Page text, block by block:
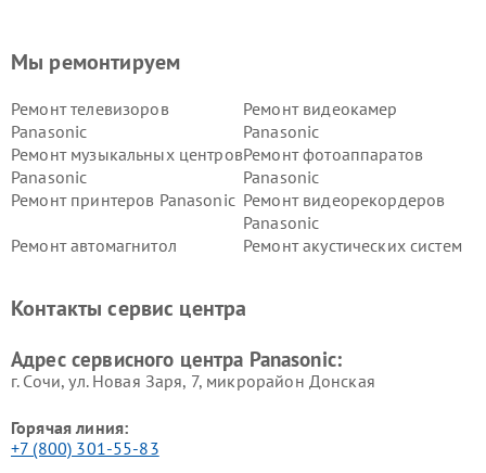
Мы ремонтируем
Ремонт телевизоров
Panasonic
Ремонт видеокамер
Panasonic
Ремонт музыкальных центров
Panasonic
Ремонт фотоаппаратов
Panasonic
Ремонт принтеров Panasonic Ремонт видеорекордеров
Panasonic
Ремонт автомагнитол
Ремонт акустических систем
панелей Panasonic
Контакты сервис центра
Адрес сервисного центра Panasonic:
г. Сочи, ул. Новая Заря, 7, микрорайон Донская
Горячая линия:
+7 (800) 301-55-83